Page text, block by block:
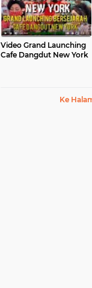
Video Grand Launching
Cafe Dangdut New York
Ke